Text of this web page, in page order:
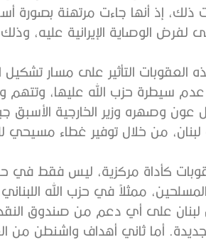
ذلك، إذ أنها جاءت مرتهنة بصورة
لفرض الوصاية الإيرانية عليه،
التأثير على مسار تشكيل
سيطرة حزب الله عليها، وتتهم
وصهره وزير الخارجية الأسبق
من خلال توفير غطاء مسيحي
كأداة مركزية، ليس فقط في
ممثلاً في حزب الله
على أي دعم من صندوق النقد
أما ثاني أهداف واشنطن من